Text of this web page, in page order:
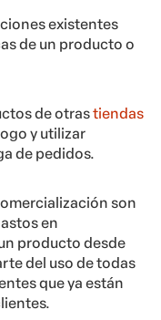
existentes
de un producto o
de otrastiendas
y utilizar
de pedidos.
son
en
producto desde
del uso de todas
que ya están